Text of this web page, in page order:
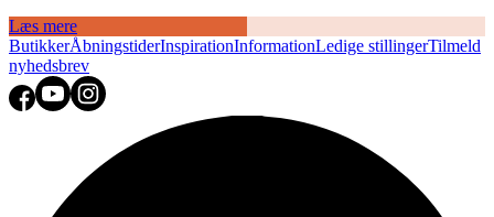
Læs mere
ButikkerÅbningstiderInspirationInformationLedige stillingerTilmeld
nyhedsbrev